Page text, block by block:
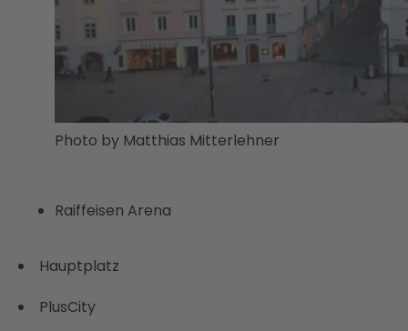
Photo by Matthias Mitterlehner
Raiffeisen Arena
Hauptplatz
PlusCity